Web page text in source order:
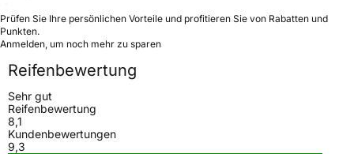
Prüfen Sie Ihre persönlichen Vorteile und profitieren Sie von Rabatten und
Punkten.
Anmelden, um noch mehr zu sparen
Reifenbewertung
Sehr gut
Reifenbewertung
8,1
Kundenbewertungen
9,3